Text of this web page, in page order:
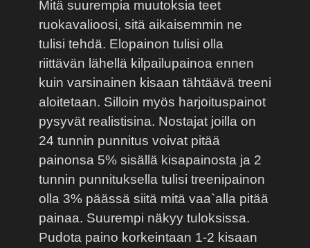
Mitä suurempia muutoksia teet
ruokavalioosi, sitä aikaisemmin ne
tulisi tehdä. Elopainon tulisi olla
riittävän lähellä kilpailupainoa ennen
kuin varsinainen kisaan tähtäävä treeni
aloitetaan. Silloin myös harjoituspainot
pysyvät realistisina. Nostajat joilla on
24 tunnin punnitus voivat pitää
painonsa 5% sisällä kisapainosta ja 2
tunnin punnituksella tulisi treenipainon
olla 3% päässä siitä mitä vaa`alla pitää
painaa. Suurempi näkyy tuloksissa.
Pudota paino korkeintaan 1-2 kisaan